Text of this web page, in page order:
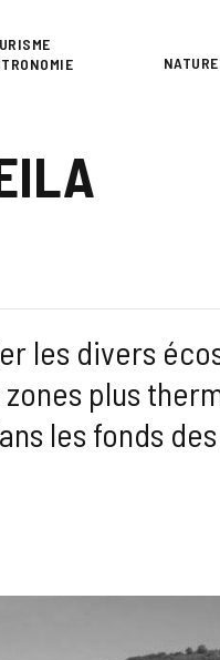
NATURE
les divers
zones plus
les fonds